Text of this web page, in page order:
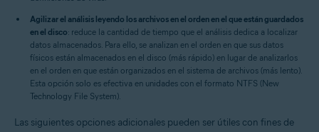
Agilizar el análisis leyendo los archivos en el orden en el que están guardados
en el disco: reduce la cantidad de tiempo que el análisis dedica a localizar
datos almacenados. Para ello, se analizan en el orden en que sus datos
físicos están almacenados en el disco (más rápido) en lugar de analizarlos
en el orden en que están organizados en el sistema de archivos (más lento).
Esta opción solo es efectiva en unidades con el formato NTFS (New
Technology File System).
Las siguientes opciones adicionales pueden ser útiles con fines de